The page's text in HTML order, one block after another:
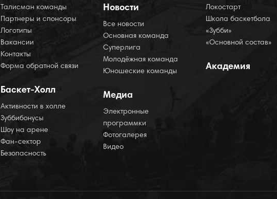
Талисман команды
Партнеры и спонсоры
Логотипы
Вакансии
Контакты
Форма обратной связи
Баскет-Холл
Активности в холле
Зуббибонусы
Шоу на арене
Фан-сектор
Безопасность
Новости
Все новости
Основная команда
Суперлига
Молодёжная команда
Юношеские команды
Медиа
Электронные
программки
Фотогалерея
Видео
Локостарт
Школа баскетбола
«Зубби»
«Основной состав»
Академия